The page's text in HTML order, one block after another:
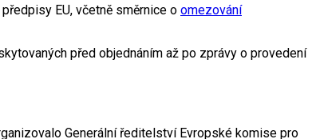
EU, včetně směrnice o omezování
před objednáním až po zprávy o provedení
Generální ředitelství Evropské komise pro